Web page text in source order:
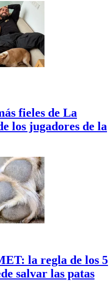
fieles de La
los jugadores de la
la regla de los 5
salvar las patas